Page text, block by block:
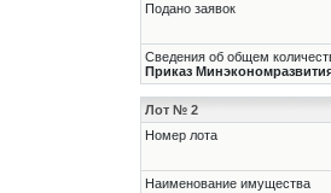
Подано заявок
Сведения об общем
Приказ
Лот № 2
Номер лота
Наименование имущества